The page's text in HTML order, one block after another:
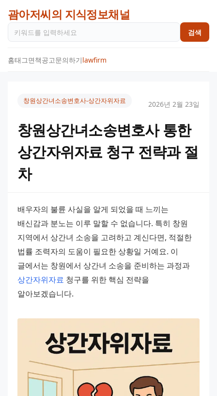
괌아저씨의 지식정보채널
검색
홈태그면책공고문의하기lawfirm
창원상간녀소송변호사-상간자위자료 2026년 2월 23일
창원상간녀소송변호사 통한
상간자위자료 청구 전략과 절
차
배우자의 불륜 사실을 알게 되었을 때 느끼는
배신감과 분노는 이루 말할 수 없습니다. 특히 창원
지역에서 상간녀 소송을 고려하고 계신다면, 적절한
법률 조력자의 도움이 필요한 상황일 거예요. 이
상간자위자료 청구를 위한 핵심 전략을
알아보겠습니다.